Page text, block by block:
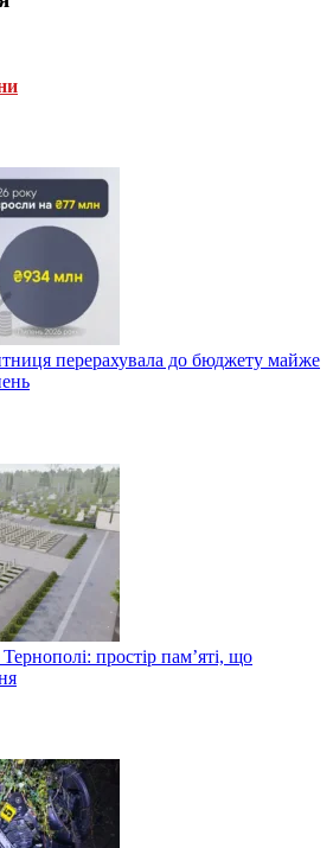
перерахувала до бюджету майже
простір пам’яті, що